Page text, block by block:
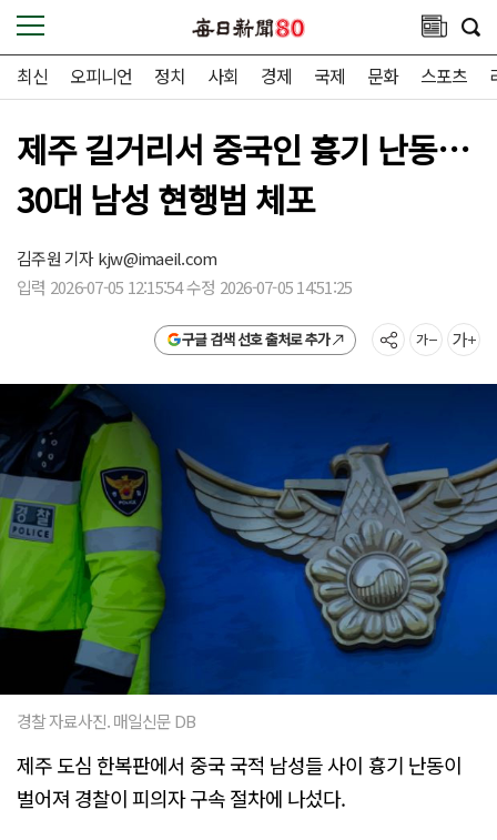
최신 오피니언 정치 사회 경제 국제 문화 스포츠
제주 길거리서 중국인 흉기 난동…
30대 남성 현행범 체포
김주원 기자kjw@imaeil.com
입력 2026-07-05 12:15:54 수정 2026-07-05 14:51:25
구글 검색 선호 출처로 추가
경찰 자료사진. 매일신문 DB
제주 도심 한복판에서 중국 국적 남성들 사이 흉기 난동이
벌어져 경찰이 피의자 구속 절차에 나섰다.